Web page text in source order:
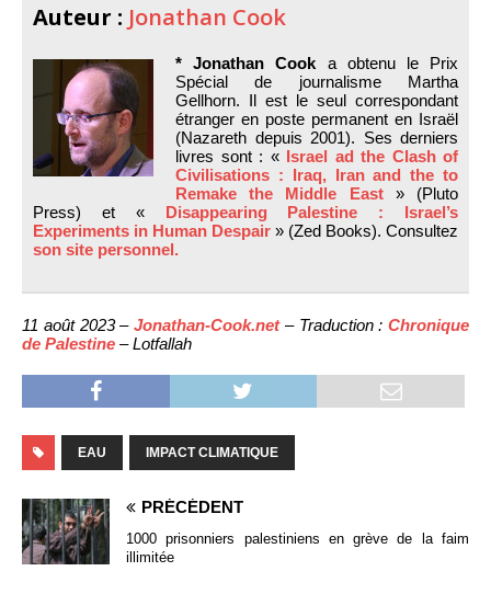
Auteur : Jonathan Cook
* Jonathan Cook a obtenu le Prix
Spécial de journalisme Martha
Gellhorn. Il est le seul correspondant
étranger en poste permanent en Israël
(Nazareth depuis 2001). Ses derniers
livres sont : « Israel ad the Clash of
Civilisations : Iraq, Iran and the to
Remake the Middle East» (Pluto
Press) et « Disappearing Palestine : Israel’s
Experiments in Human Despair » (Zed Books). Consultez
son site personnel.
11 août 2023 – Jonathan-Cook.net– Traduction : Chronique
de Palestine – Lotfallah
EAU IMPACT CLIMATIQUE
PRÉCÉDENT
1000 prisonniers palestiniens en grève de la faim
illimitée